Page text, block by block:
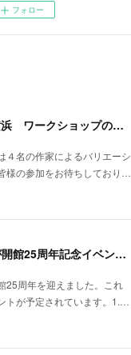
フォロー
アート万華鏡展in横浜 ワークショップのお知らせ
４名の作家によるバリエーシ
様の参加をお待ちしており…
仙台万華鏡美術館が開館25周年記念イベントを開催
25周年を迎えました。これ
トが予定されています。1.…